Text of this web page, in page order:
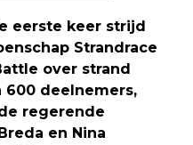
eerste keer strijd
Strandrace
over strand
600 deelnemers,
regerende
en Nina